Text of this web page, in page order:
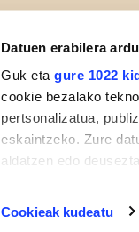
Datuen erabilera
Guk etagure 1022
cookie bezalako
pertsonalizatua,
eskaintzeko. Zure
aldatzen edo
Cookieak kudeatu